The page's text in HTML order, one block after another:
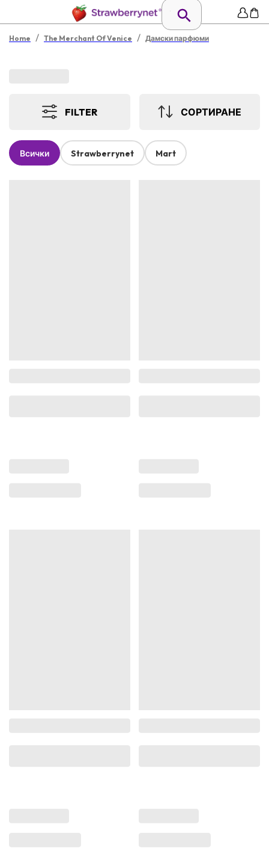
Home / The Merchant Of Venice / Дамски парфюми
FILTER СОРТИРАНЕ
Всички Strawberrynet Mart